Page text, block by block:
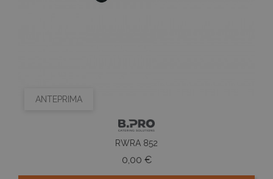
ANTEPRIMA
RWRA 852
0,00 €Prezzo